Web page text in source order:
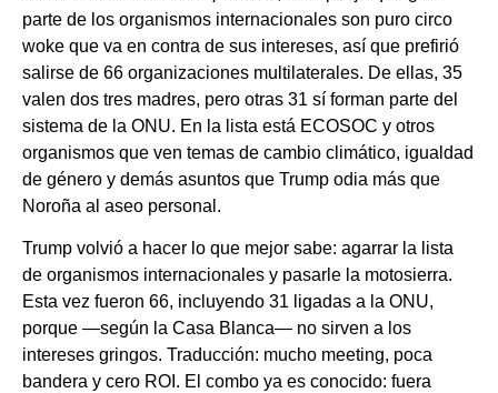
parte de los organismos internacionales son puro circo
woke que va en contra de sus intereses, así que prefirió
salirse de 66 organizaciones multilaterales. De ellas, 35
valen dos tres madres, pero otras 31 sí forman parte del
sistema de la ONU. En la lista está ECOSOC y otros
organismos que ven temas de cambio climático, igualdad
de género y demás asuntos que Trump odia más que
Noroña al aseo personal.
Trump volvió a hacer lo que mejor sabe: agarrar la lista
de organismos internacionales y pasarle la motosierra.
Esta vez fueron 66, incluyendo 31 ligadas a la ONU,
porque —según la Casa Blanca— no sirven a los
intereses gringos. Traducción: mucho meeting, poca
bandera y cero ROI. El combo ya es conocido: fuera